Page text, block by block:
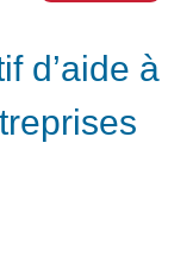
d’aide à